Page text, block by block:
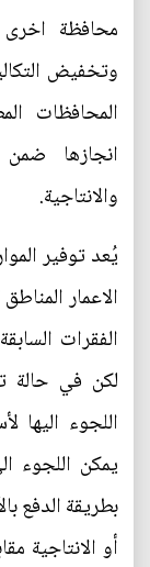
محافظة اخرى
وتخفيض
المحافظات
انجازها ضمن
والانتاجية.
يُعد توفير
الاعمار
الفقرات
لكن في حالة
اللجوء اليها
يمكن اللجوء
بطريقة الدفع
أو الانتاجية